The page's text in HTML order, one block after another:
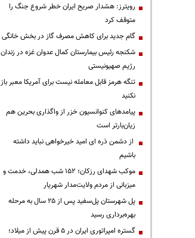
رویترز: هشدار صریح ایران خطر شروع جنگ را
متوقف کرد
گام جدید برای کاهش مصرف گاز در بخش خانگی
شکنجه رئیس بیمارستان کمال عدوان غزه در زندان
رژیم صهیونیستی
تنگه هرمز قابل معامله نیست برای آمریکا معبر باز
نکنید
پیامدهای کنوانسیون خزر از واگذاری بحرین هم
زیان‌بارتر است
از دشمن ذره ای امید خیرخواهی نباید داشته
باشیم
موکب شهدای رزکان؛ ۱۵۲ شب همدلی، خدمت و
میزبانی از مردم ولایت‌مدار شهریار
پل شهرستان پل‌سفید پس از ۲۵ سال به مرحله
بهره‌برداری رسید
گستره امپراتوری ایران در ۵ قرن پیش از میلاد؛